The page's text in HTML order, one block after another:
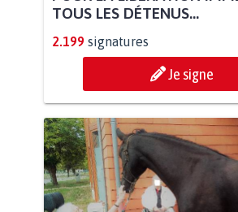
TOUS LES DÉTENUS...
2.199 signatures
Je signe